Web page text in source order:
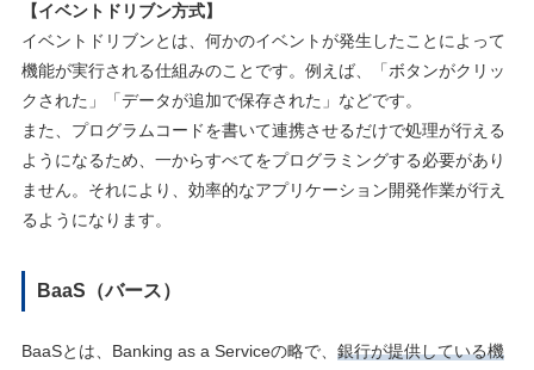
【イベントドリブン方式】
イベントドリブンとは、何かのイベントが発生したことによって
機能が実行される仕組みのことです。例えば、「ボタンがクリッ
クされた」「データが追加で保存された」などです。
また、プログラムコードを書いて連携させるだけで処理が行える
ようになるため、一からすべてをプログラミングする必要があり
ません。それにより、効率的なアプリケーション開発作業が行え
るようになります。
BaaS（バース）
BaaSとは、Banking as a Serviceの略で、 銀行が提供している機